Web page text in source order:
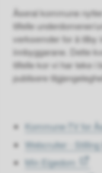
Åseral kommune
tilfelle underdomener/
verksemder for å tilby
innbyggarane. Dette
tilfelle kor vi har teke i
publisere
Kommune-TV for
Webcruiter -
Min Eigedom